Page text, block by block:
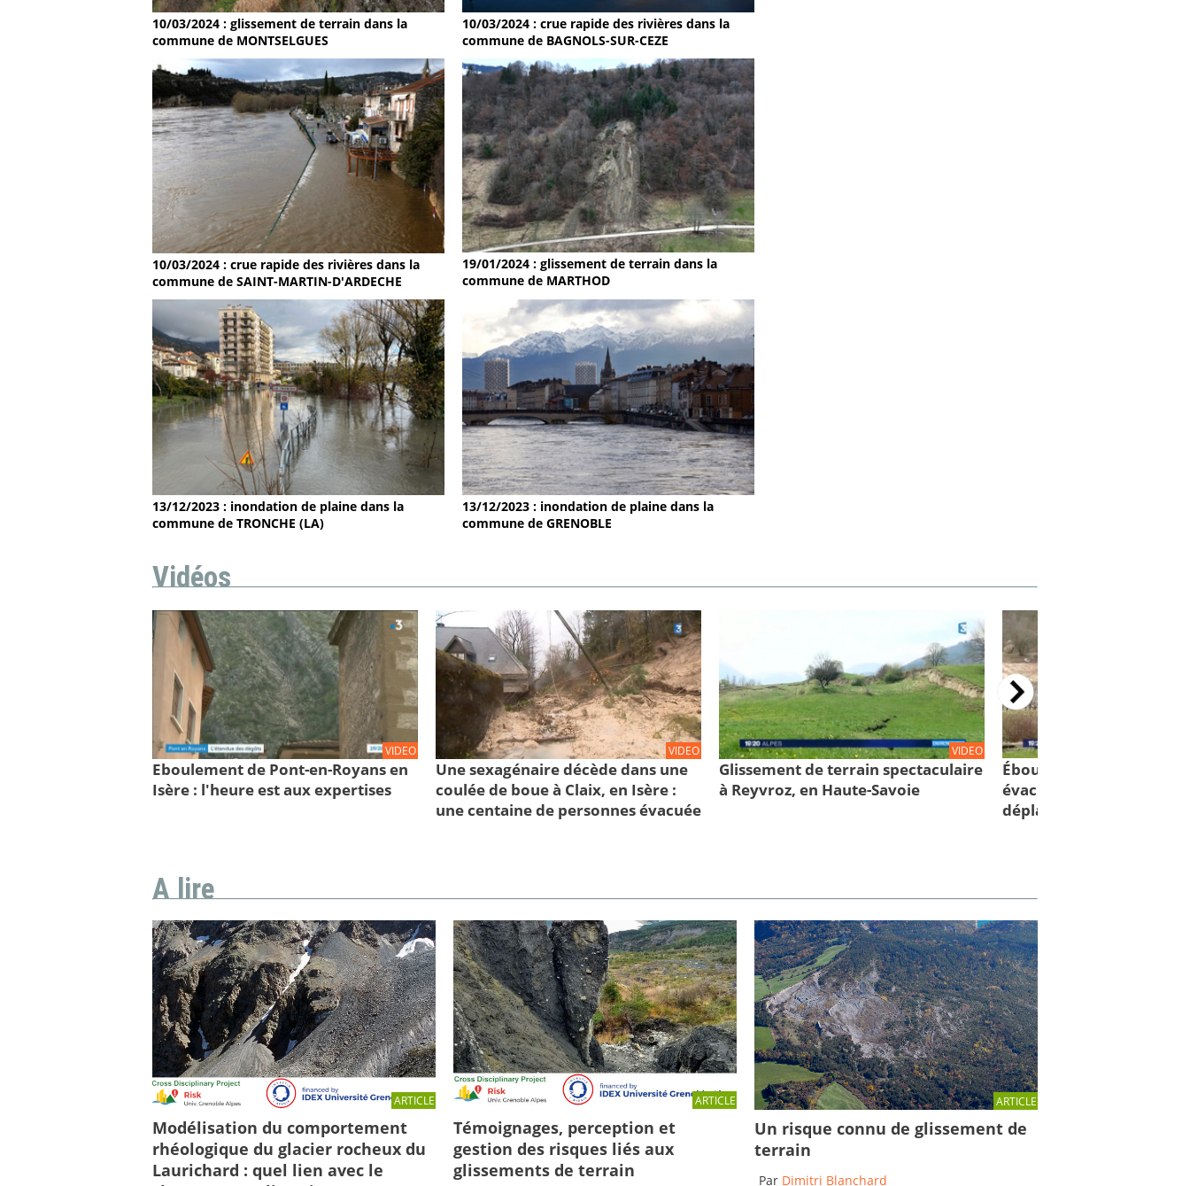
10/03/2024 : glissement de terrain dans la
commune de MONTSELGUES
10/03/2024 : crue rapide des rivières dans la
commune de BAGNOLS-SUR-CEZE
10/03/2024 : crue rapide des rivières dans la
commune de SAINT-MARTIN-D'ARDECHE
19/01/2024 : glissement de terrain dans la
commune de MARTHOD
13/12/2023 : inondation de plaine dans la
commune de TRONCHE (LA)
13/12/2023 : inondation de plaine dans la
commune de GRENOBLE
Vidéos
VIDEO
Eboulement de Pont-en-Royans en
Isère : l'heure est aux expertises
VIDEO
Une sexagénaire décède dans une
coulée de boue à Claix, en Isère :
une centaine de personnes évacuée
VIDEO
Glissement de terrain spectaculaire
à Reyvroz, en Haute-Savoie
Éboulement de Culoz:
évacuées... 75 personnes
déplacées!
A lire
ARTICLE
Modélisation du comportement
rhéologique du glacier rocheux du
Laurichard : quel lien avec le
ARTICLE
Témoignages, perception et
gestion des risques liés aux
glissements de terrain
ARTICLE
Un risque connu de glissement de
terrain
Par Dimitri Blanchard